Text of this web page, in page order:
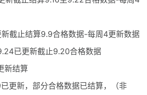
截止结算9.9合格数据-每周4更新数据
已更新截止9.20合格数据
新结算
更新，部分合格数据已结算，（非